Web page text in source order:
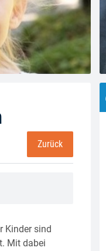
Zurück
Kinder sind
Mit dabei